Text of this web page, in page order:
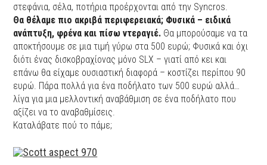
στεφάνια, σέλα, ποτήρια προέρχονται από την Syncros.
Θα θέλαμε πιο ακριβά περιφερειακά; Φυσικά – ειδικά
ανάπτυξη, φρένα και πίσω ντεραγιέ. Θα μπορούσαμε να τα
αποκτήσουμε σε μια τιμή γύρω στα 500 ευρώ; Φυσικά και όχι
διότι ένας δισκοβραχίονας μόνο SLX – γιατί από κει και
επάνω θα είχαμε ουσιαστική διαφορά – κοστίζει περίπου 90
ευρώ. Πάρα πολλά για ένα ποδήλατο των 500 ευρώ αλλά…
λίγα για μια μελλοντική αναβάθμιση σε ένα ποδήλατο που
αξίζει να το αναβαθμίσεις.
Καταλάβατε πού το πάμε;